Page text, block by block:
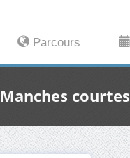
Parcours
courtes